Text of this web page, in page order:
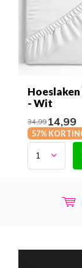
- Wit
34,9914,99
57%